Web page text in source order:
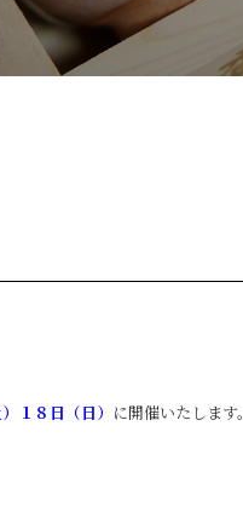
１８日（日） に開催いたします。